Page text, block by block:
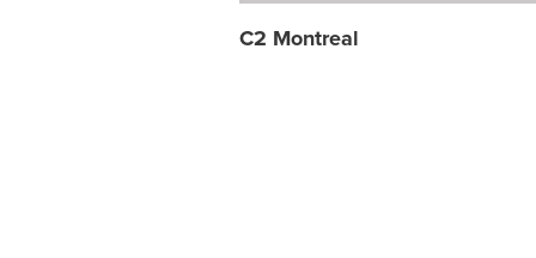
C2 Montreal